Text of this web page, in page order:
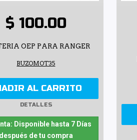
$ 100.00
OEP PARA RANGER
BUZOMOT35
AL CARRITO
DETALLES
Disponible hasta 7 Días
después de tu compra